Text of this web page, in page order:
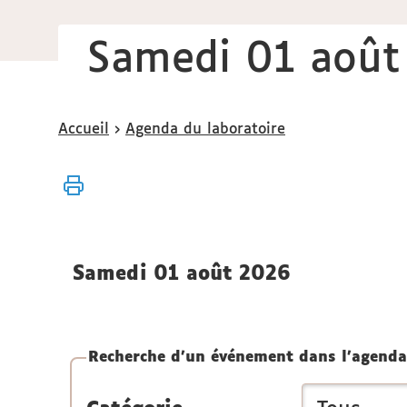
Samedi 01
Vous
ici :
Accueil Agenda du laboratoire
samedi 01 août 2026
Recherche d'un événement dans l'agenda